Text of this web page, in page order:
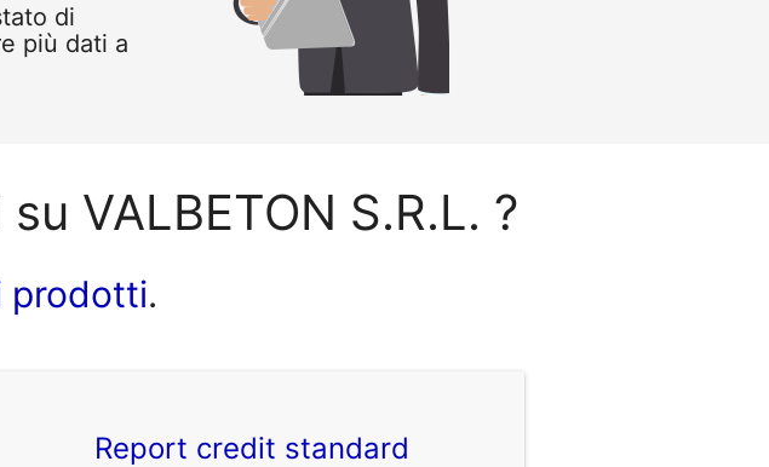
di
più dati a
VALBETON S.R.L. ?
prodotti.
Report credit standard